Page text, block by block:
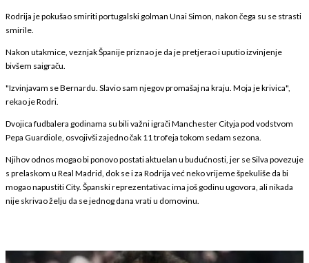
Rodrija je pokušao smiriti portugalski golman Unai Simon, nakon čega su se strasti
smirile.
Nakon utakmice, veznjak Španije priznao je da je pretjerao i uputio izvinjenje
bivšem saigraču.
"Izvinjavam se Bernardu. Slavio sam njegov promašaj na kraju. Moja je krivica",
rekao je Rodri.
Dvojica fudbalera godinama su bili važni igrači Manchester Cityja pod vodstvom
Pepa Guardiole, osvojivši zajedno čak 11 trofeja tokom sedam sezona.
Njihov odnos mogao bi ponovo postati aktuelan u budućnosti, jer se Silva povezuje
s prelaskom u Real Madrid, dok se i za Rodrija već neko vrijeme špekuliše da bi
mogao napustiti City. Španski reprezentativac ima još godinu ugovora, ali nikada
nije skrivao želju da se jednog dana vrati u domovinu.